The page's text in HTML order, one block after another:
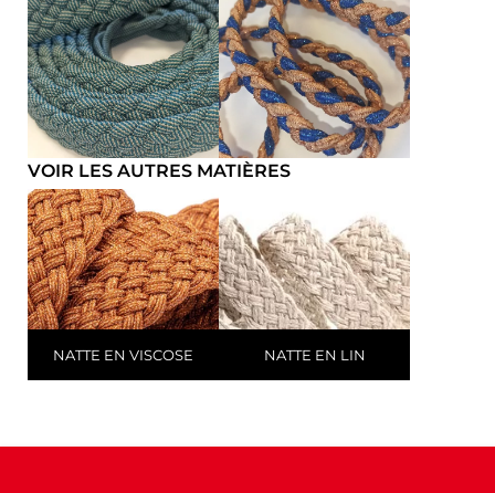
VOIR LES AUTRES MATIÈRES
NATTE EN VISCOSE NATTE EN LIN